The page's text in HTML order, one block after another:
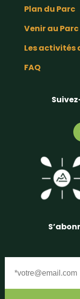
Plan du Parc
Venir au Parc
Les activités
FAQ